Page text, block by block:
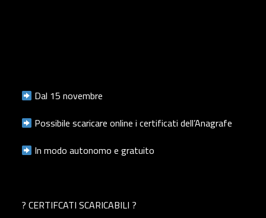
Dal 15 novembre
Possibile scaricare online i certificati dell’Anagrafe
In modo autonomo e gratuito
? CERTIFCATI SCARICABILI ?